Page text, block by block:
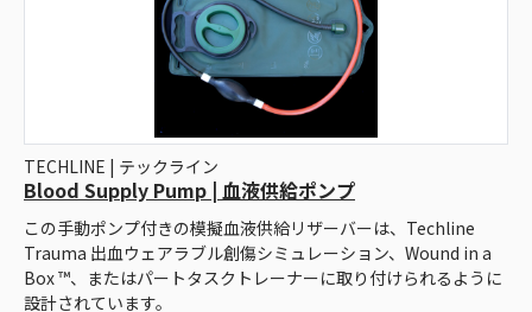
TECHLINE | テックライン
Blood Supply Pump | 血液供給ポンプ
この手動ポンプ付きの模擬血液供給リザーバーは、Techline
Trauma 出血ウェアラブル創傷シミュレーション、Wound in a
Box ™、またはパートタスクトレーナーに取り付けられるように
設計されています。